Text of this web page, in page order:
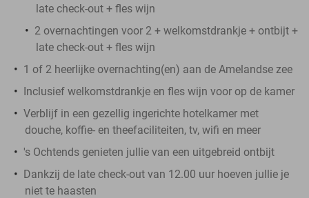
late check-out + fles wijn
2 overnachtingen voor 2 + welkomstdrankje + ontbijt +
late check-out + fles wijn
1 of 2 heerlijke overnachting(en) aan de Amelandse zee
Inclusief welkomstdrankje en fles wijn voor op de kamer
Verblijf in een gezellig ingerichte hotelkamer met
douche, koffie- en theefaciliteiten, tv, wifi en meer
's Ochtends genieten jullie van een uitgebreid ontbijt
Dankzij de late check-out van 12.00 uur hoeven jullie je
niet te haasten